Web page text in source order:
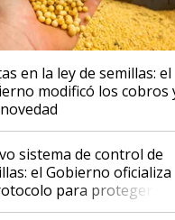
en la ley de semillas: el
modificó los cobros
sistema de control de
el Gobierno oficializa
para proteger la
intelectual